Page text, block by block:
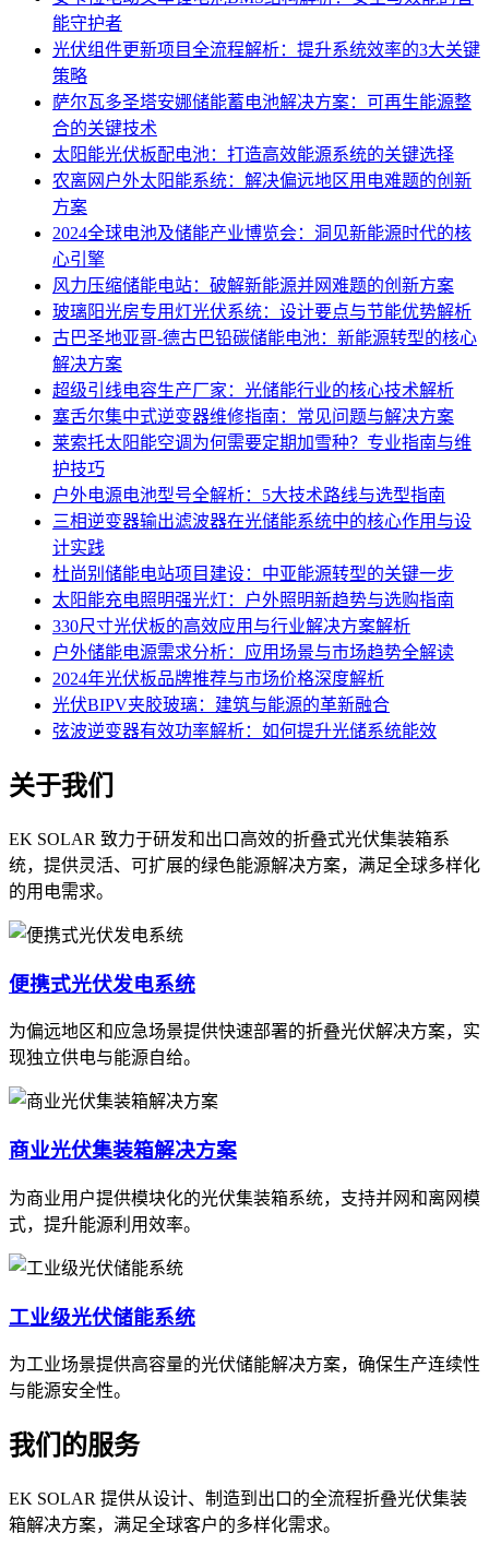
能守护者
光伏组件更新项目全流程解析：提升系统效率的3大关键
策略
萨尔瓦多圣塔安娜储能蓄电池解决方案：可再生能源整
合的关键技术
太阳能光伏板配电池：打造高效能源系统的关键选择
农离网户外太阳能系统：解决偏远地区用电难题的创新
方案
2024全球电池及储能产业博览会：洞见新能源时代的核
心引擎
风力压缩储能电站：破解新能源并网难题的创新方案
玻璃阳光房专用灯光伏系统：设计要点与节能优势解析
古巴圣地亚哥-德古巴铅碳储能电池：新能源转型的核心
解决方案
超级引线电容生产厂家：光储能行业的核心技术解析
塞舌尔集中式逆变器维修指南：常见问题与解决方案
莱索托太阳能空调为何需要定期加雪种？专业指南与维
护技巧
户外电源电池型号全解析：5大技术路线与选型指南
三相逆变器输出滤波器在光储能系统中的核心作用与设
计实践
杜尚别储能电站项目建设：中亚能源转型的关键一步
太阳能充电照明强光灯：户外照明新趋势与选购指南
330尺寸光伏板的高效应用与行业解决方案解析
户外储能电源需求分析：应用场景与市场趋势全解读
2024年光伏板品牌推荐与市场价格深度解析
光伏BIPV夹胶玻璃：建筑与能源的革新融合
弦波逆变器有效功率解析：如何提升光储系统能效
关于我们
EK SOLAR 致力于研发和出口高效的折叠式光伏集装箱系
统，提供灵活、可扩展的绿色能源解决方案，满足全球多样化
的用电需求。
便携式光伏发电系统
为偏远地区和应急场景提供快速部署的折叠光伏解决方案，实
现独立供电与能源自给。
商业光伏集装箱解决方案
为商业用户提供模块化的光伏集装箱系统，支持并网和离网模
式，提升能源利用效率。
工业级光伏储能系统
为工业场景提供高容量的光伏储能解决方案，确保生产连续性
与能源安全性。
我们的服务
EK SOLAR 提供从设计、制造到出口的全流程折叠光伏集装
箱解决方案，满足全球客户的多样化需求。